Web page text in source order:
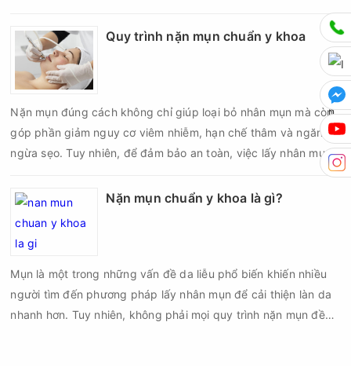
cơ viêm nhiễm, thâm sau mụn hoặc hình thành sẹo sẽ tăng lên
nếu chăm sóc không đúng cách. Chính vì vậy, việc chăm sóc
da sau nặn mụn không chỉ giúp vùng da hồi phục nhanh hơn
mà còn góp phần giảm nguy cơ tái phát mụn và hạn chế các
biến chứng về sau.
Quy trình nặn mụn chuẩn y khoa
Nặn mụn đúng cách không chỉ giúp loại bỏ nhân mụn mà còn
góp phần giảm nguy cơ viêm nhiễm, hạn chế thâm và ngăn
ngừa sẹo. Tuy nhiên, để đảm bảo an toàn, việc lấy nhân mụn
cần được thực hiện theo đúng quy trình chuẩn y khoa với đầy
đủ các bước vô khuẩn và chăm sóc sau điều trị.
Nặn mụn chuẩn y khoa là gì?
Mụn là một trong những vấn đề da liễu phổ biến khiến nhiều
người tìm đến phương pháp lấy nhân mụn để cải thiện làn da
nhanh hơn. Tuy nhiên, không phải mọi quy trình nặn mụn đều